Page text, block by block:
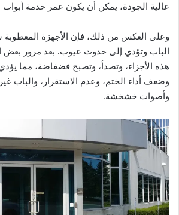
عالية الجودة، يمكن أن يكون عمر خدمة أبواب
وعلى العكس من ذلك، فإن الأجهزة المعطوبة
الباب وتؤدي إلى حدوث عيوب. بعد مرور
هذه الأجزاء، وتصدأ، وتصبح فضفاضة، مما
وضعف أداء الختم، وعدم الاستقرار، والباب
وأصوات خشخشة.